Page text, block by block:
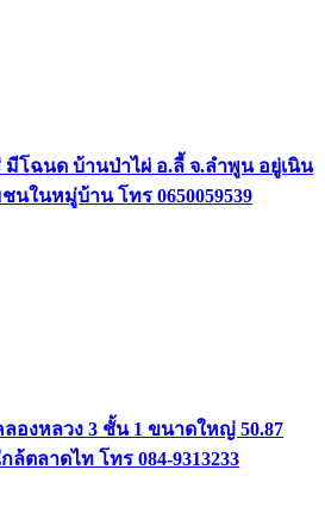
มีโฉนด บ้านป่าไผ่ อ.ลี้ จ.ลำพูน อยู่เนิน
ในหมู่บ้าน โทร 0650059539
งหลวง 3 ชั้น 1 ขนาดใหญ่ 50.87
ตลาดไท โทร 084-9313233